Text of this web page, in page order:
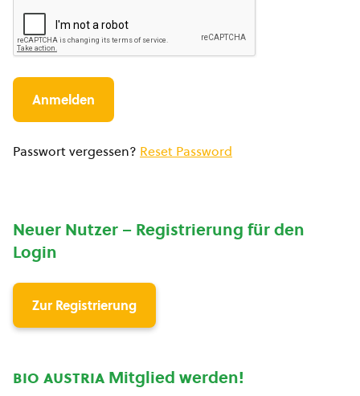
Passwort vergessen? Reset Password
Neuer Nutzer – Registrierung für den
Login
Zur Registrierung
bio austria Mitglied werden!